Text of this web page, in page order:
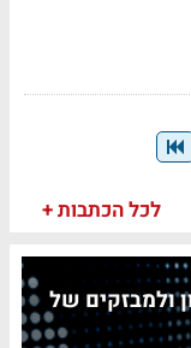
לכל הכתבות +
ולמבזקים של